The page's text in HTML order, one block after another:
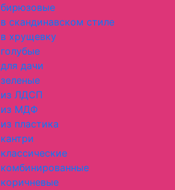
бирюзовые
в скандинавском стиле
в хрущевку
голубые
для дачи
зеленые
из ЛДСП
из МДФ
из пластика
кантри
классические
комбинированные
коричневые